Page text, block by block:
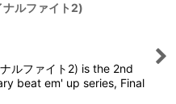
ルファイト2)
ルファイト2) is the 2nd
beat em' up series, Final